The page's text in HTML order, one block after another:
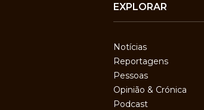
EXPLORAR
Notícias
Reportagens
Pessoas
Opinião & Crónica
Podcast